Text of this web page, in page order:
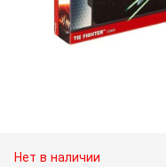
Нет в наличии